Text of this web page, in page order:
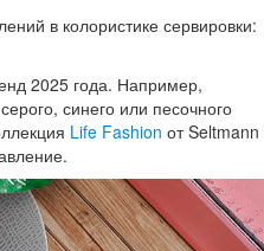
в колористике сервировки:
2025 года. Например,
синего или песочного
Life Fashion от Seltmann